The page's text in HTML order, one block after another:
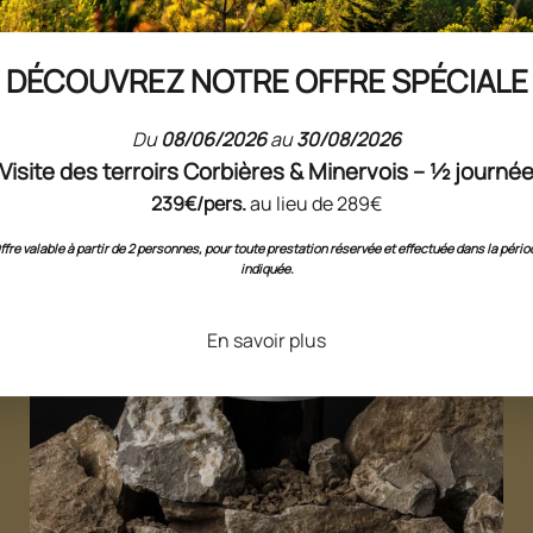
DÉCOUVREZ NOTRE OFFRE SPÉCIALE
Du08/06/2026au30/08/2026
Visite des terroirs Corbières & Minervois – ½ journée
239€/pers.au lieu de 289€
valable à partir de 2 personnes, pour toute prestation réservée et effectuée dans la
indiquée.
En savoir plus